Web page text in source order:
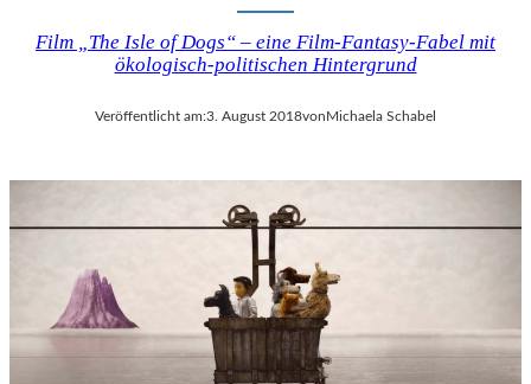
Film „The Isle of Dogs“ – eine Film-Fantasy-Fabel mit
ökologisch-politischen Hintergrund
Veröffentlicht am:3. August 2018vonMichaela Schabel